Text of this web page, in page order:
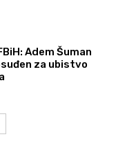
Adem Šuman
za ubistvo